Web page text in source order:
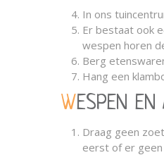
In ons
Er bestaat ook
wespen horen
Berg
Hang een
WESPEN
Draag geen
eerst of er